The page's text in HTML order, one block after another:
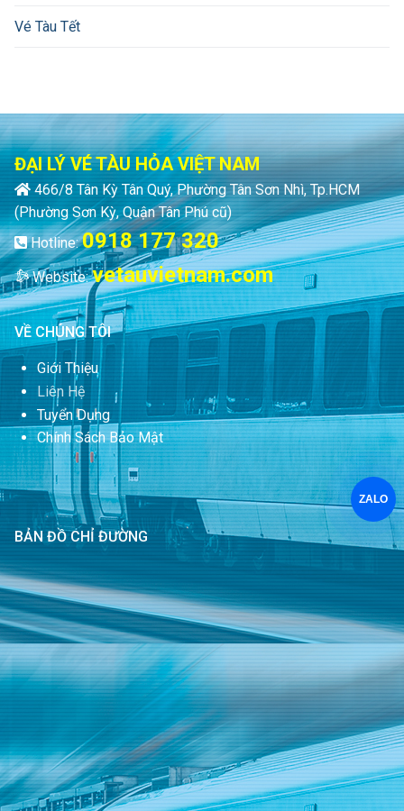
Vé Tàu Tết
ĐẠI LÝ VÉ TÀU HỎA VIỆT NAM
466/8 Tân Kỳ Tân Quý, Phường Tân Sơn Nhì, Tp.HCM
(Phường Sơn Kỳ, Quận Tân Phú cũ)
Hotline:0918 177 320
Website:vetauvietnam.com
VỀ CHÚNG TÔI
Giới Thiệu
Liên Hệ
Tuyển Dụng
Chính Sách Bảo Mật
BẢN ĐỒ CHỈ ĐƯỜNG
ZALO